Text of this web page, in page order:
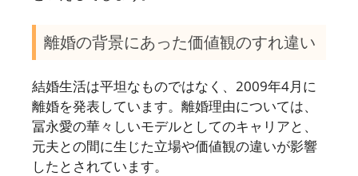
離婚の背景にあった価値観のすれ違い
結婚生活は平坦なものではなく、2009年4月に
離婚を発表しています。離婚理由については、
冨永愛の華々しいモデルとしてのキャリアと、
元夫との間に生じた立場や価値観の違いが影響
したとされています。